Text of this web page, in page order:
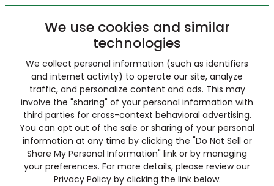
We use cookies and similar
technologies
We collect personal information (such as identifiers
and internet activity) to operate our site, analyze
traffic, and personalize content and ads. This may
involve the "sharing" of your personal information with
third parties for cross-context behavioral advertising.
You can opt out of the sale or sharing of your personal
information at any time by clicking the "Do Not Sell or
Share My Personal Information" link or by managing
your preferences. For more details, please review our
Privacy Policy by clicking the link below.